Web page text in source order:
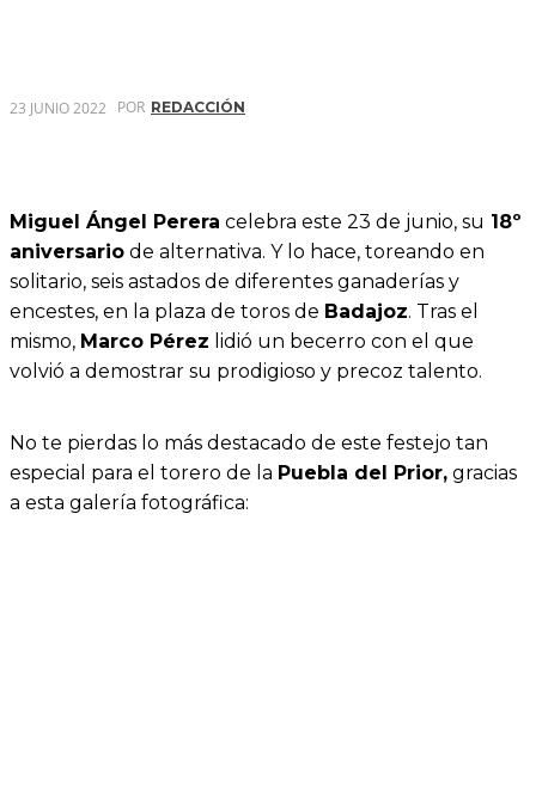
23 JUNIO 2022 POR REDACCIÓN
Miguel Ángel Perera celebra este 23 de junio, su 18º
aniversario de alternativa. Y lo hace, toreando en
solitario, seis astados de diferentes ganaderías y
encestes, en la plaza de toros de Badajoz. Tras el
mismo, Marco Pérez lidió un becerro con el que
volvió a demostrar su prodigioso y precoz talento.
No te pierdas lo más destacado de este festejo tan
especial para el torero de la Puebla del Prior, gracias
a esta galería fotográfica: